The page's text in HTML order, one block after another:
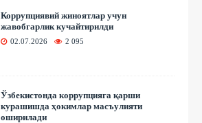
Коррупциявий жиноятлар учун
жавобгарлик кучайтирилди
02.07.2026 2 095
Ўзбекистонда коррупцияга қарши
курашишда ҳокимлар масъулияти
оширилади